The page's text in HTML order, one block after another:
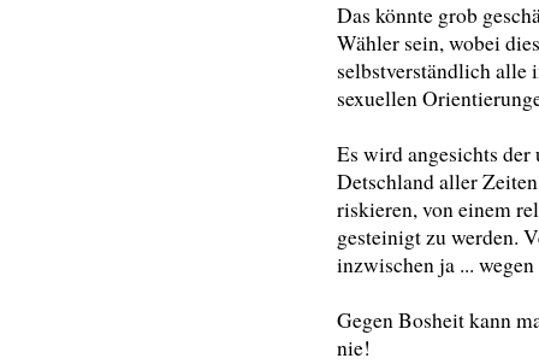
Das könnte grob
Wähler sein, wobei
selbstverständlich
sexuellen
Es wird angesichts
Detschland aller
riskieren, von einem
gesteinigt zu werden.
inzwischen ja ... wegen
Gegen Bosheit kann
nie!